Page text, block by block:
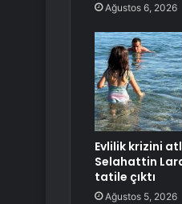
Ağustos 6, 2026
Evlilik krizini
Selahattin
tatile çıktı
Ağustos 5, 2026